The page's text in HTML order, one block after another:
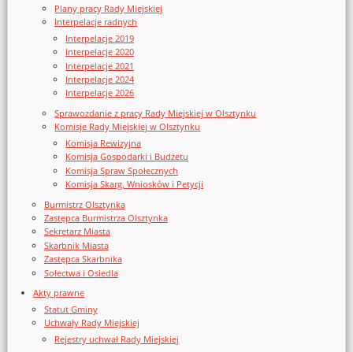
Plany pracy Rady Miejskiej
Interpelacje radnych
Interpelacje 2019
Interpelacje 2020
Interpelacje 2021
Interpelacje 2024
Interpelacje 2026
Sprawozdanie z pracy Rady Miejskiej w Olsztynku
Komisje Rady Miejskiej w Olsztynku
Komisja Rewizyjna
Komisja Gospodarki i Budżetu
Komisja Spraw Społecznych
Komisja Skarg, Wniosków i Petycji
Burmistrz Olsztynka
Zastępca Burmistrza Olsztynka
Sekretarz Miasta
Skarbnik Miasta
Zastępca Skarbnika
Sołectwa i Osiedla
Akty prawne
Statut Gminy
Uchwały Rady Miejskiej
Rejestry uchwał Rady Miejskiej